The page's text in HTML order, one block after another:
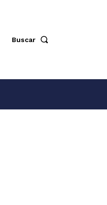
Buscar